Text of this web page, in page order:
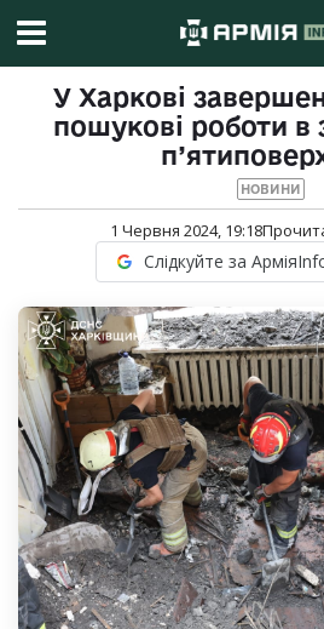
У Харкові
пошукові роботи в
НОВИНИ
1 Червня 2024, 19:18
Слідкуйте за